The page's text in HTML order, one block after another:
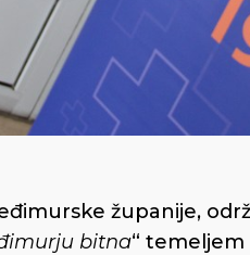
županije,
bitna“